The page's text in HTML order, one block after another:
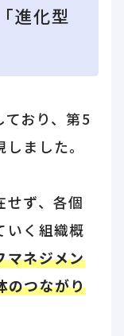
進化型
おり、第5
ました。
せず、各個
いく組織概
マネジメン
のつながり